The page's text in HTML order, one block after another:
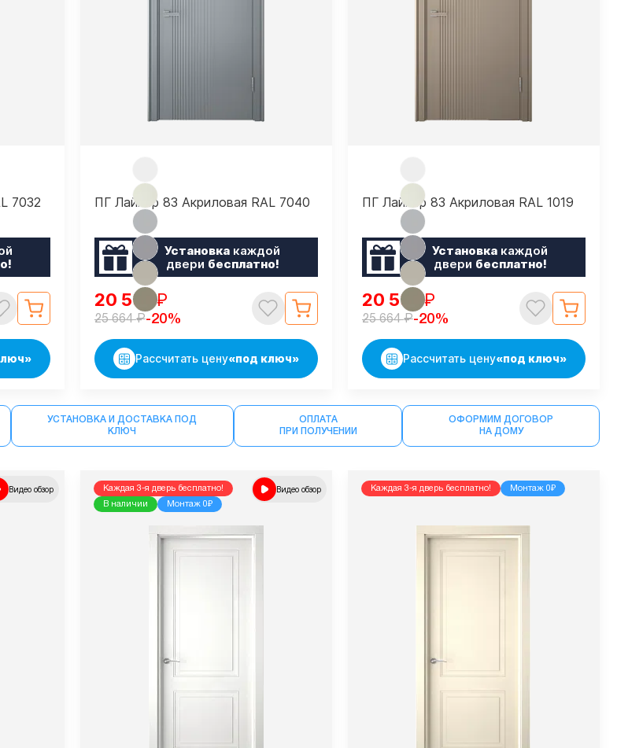
7032 ПГ Лайнер 83 Акриловая RAL 7040
Установка каждой
двери бесплатно!
20 531₽
25 664₽-20%
Рассчитать цену«под ключ»
ПГ Лайнер 83 Акриловая RAL 1019
Установка каждой
двери бесплатно!
20 531₽
25 664₽-20%
Рассчитать цену«под ключ»
УСТАНОВКА И ДОСТАВКА ПОД
КЛЮЧ
ОПЛАТА
ПРИ ПОЛУЧЕНИИ
ОФОРМИМ ДОГОВОР
НА ДОМУ
Видео обзор
Каждая 3-я дверь бесплатно!
В наличии
Монтаж 0₽
Видео обзор Каждая 3-я дверь бесплатно! Монтаж 0₽